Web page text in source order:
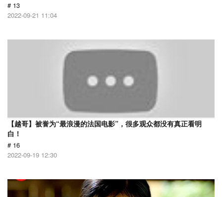
# 13
2022-09-21 11:04
【越哥】被誉为“最浪漫的法国电影”，很多观众都没有真正看明
白！
# 16
2022-09-19 12:30